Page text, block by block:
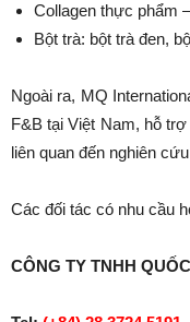
Collagen thực phẩm
Bột trà: bột trà đen,
Ngoài ra, MQ
F&B tại Việt Nam, hỗ
liên quan đến nghiên
Các đối tác có nhu cầu
CÔNG TY TNHH